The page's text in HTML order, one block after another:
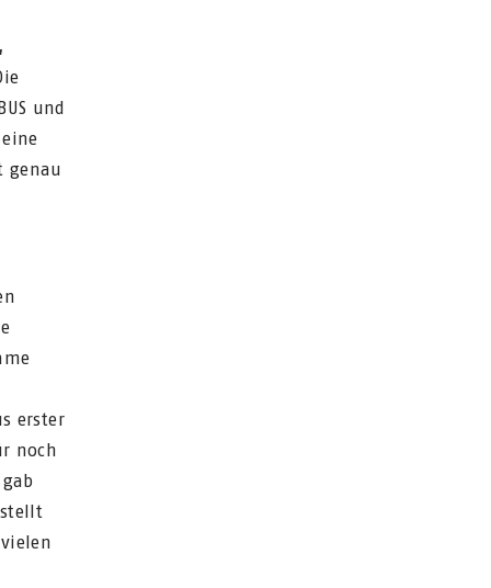
und
genau
erster
noch